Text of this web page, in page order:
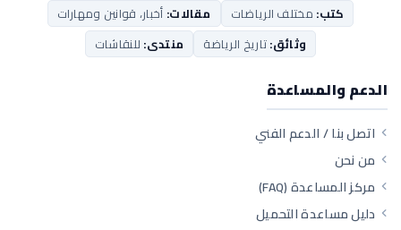
كتب: مختلف الرياضات مقالات: أخبار، قوانين ومهارات
وثائق:تاريخ الرياضة منتدى: للنقاشات
الدعم والمساعدة
اتصل بنا / الدعم الفني
من نحن
مركز المساعدة (FAQ)
دليل مساعدة التحميل